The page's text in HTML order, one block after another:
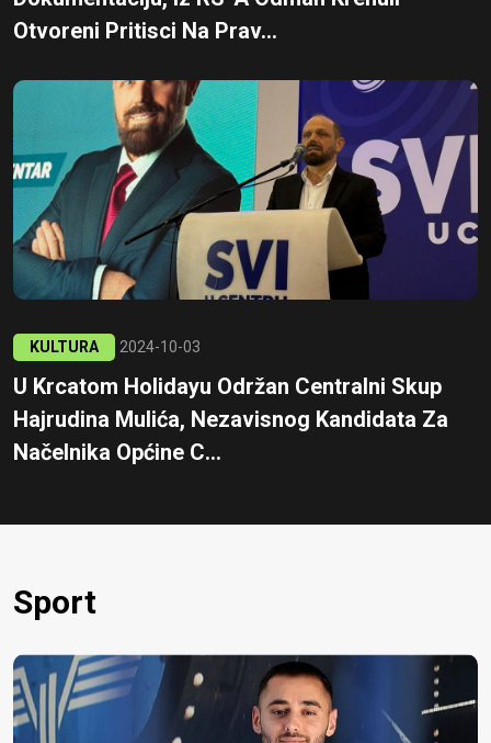
Otvoreni Pritisci Na Prav...
KULTURA 2024-10-03
U Krcatom Holidayu Održan Centralni Skup
Hajrudina Mulića, Nezavisnog Kandidata Za
Načelnika Općine C...
Sport